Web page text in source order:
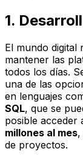
1.
El mundo digital
mantener las
todos los días.
una de las
en lenguajes
SQL, que se
posible acceder
millones al mes,
de proyectos.